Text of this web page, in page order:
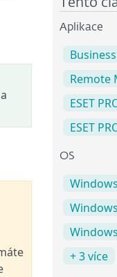
Tento
Aplikace
Business
Remote
ESET
ESET
OS
+ 3 více